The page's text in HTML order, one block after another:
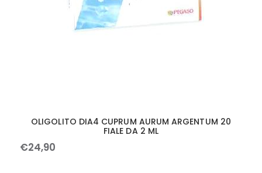
OLIGOLITO DIA4 CUPRUM AURUM ARGENTUM 20
FIALE DA 2 ML
€24,90